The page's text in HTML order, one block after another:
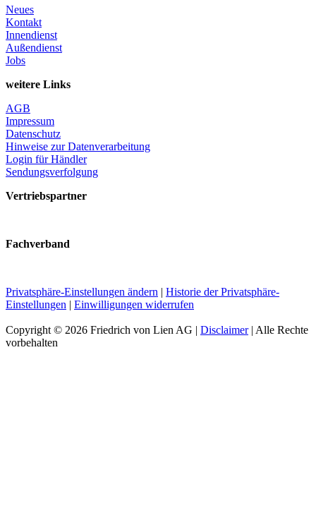
Neues
Kontakt
Innendienst
Außendienst
Jobs
weitere Links
AGB
Impressum
Datenschutz
Hinweise zur Datenverarbeitung
Login für Händler
Sendungsverfolgung
Vertriebspartner
Fachverband
Privatsphäre-Einstellungen ändern | Historie der Privatsphäre-
Einstellungen | Einwilligungen widerrufen
Copyright © 2026 Friedrich von Lien AG | Disclaimer| Alle Rechte
vorbehalten